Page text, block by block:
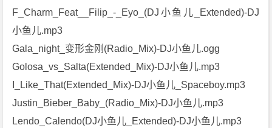
F_Charm_Feat__Filip_-_Eyo_(DJ小鱼儿_Extended)-DJ
小鱼儿.mp3
Gala_night_变形金刚(Radio_Mix)-DJ小鱼儿.ogg
Golosa_vs_Salta(Extended_Mix)-DJ小鱼儿.mp3
I_Like_That(Extended_Mix)-DJ小鱼儿_Spaceboy.mp3
Justin_Bieber_Baby_(Radio_Mix)-DJ小鱼儿.mp3
Lendo_Calendo(DJ小鱼儿_Extended)-DJ小鱼儿.mp3